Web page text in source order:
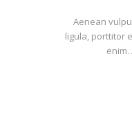
Aenean
ligula, porttitor